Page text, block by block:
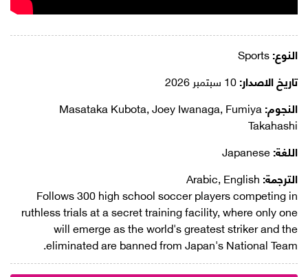
النوع:
تاريخ الاصدار:
النجوم:Masataka Kubota, Joey Iwanaga, Fumiya
Takahashi
اللغة:
الترجمة:
Follows 300 high school soccer players competing in
ruthless trials at a secret training facility, where only one
will emerge as the world's greatest striker and the
eliminated are banned from Japan's National Team.